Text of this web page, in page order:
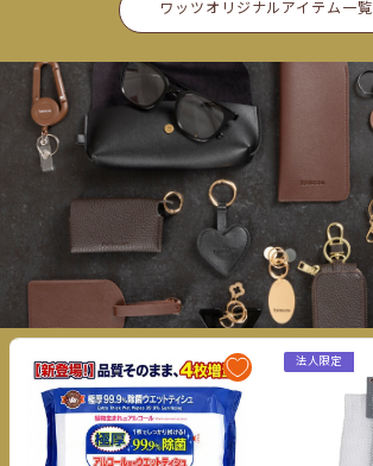
ワッツオリジナルアイテム一覧
法人限定